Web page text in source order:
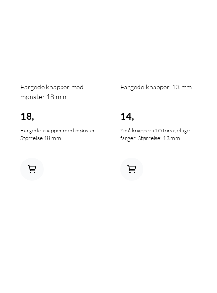
Fargede knapper med
mønster 18 mm
18,-
Fargede knapper med mønster
Størrelse 18 mm
Fargede knapper, 13 mm
14,-
Små knapper i 10 forskjellige
farger. Størrelse; 13 mm